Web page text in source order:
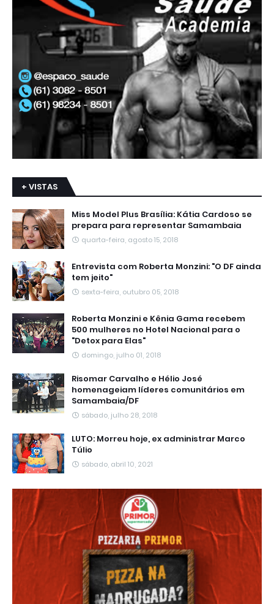
+ VISTAS
Miss Model Plus Brasília: Kátia Cardoso se
prepara para representar Samambaia
quarta-feira, agosto 15, 2018
Entrevista com Roberta Monzini: "O DF ainda
tem jeito"
sexta-feira, outubro 05, 2018
Roberta Monzini e Kênia Gama recebem
500 mulheres no Hotel Nacional para o
"Detox para Elas"
domingo, julho 01, 2018
Risomar Carvalho e Hélio José
homenageiam líderes comunitários em
Samambaia/DF
sábado, julho 28, 2018
LUTO: Morreu hoje, ex administrar Marco
Túlio
sábado, abril 10, 2021